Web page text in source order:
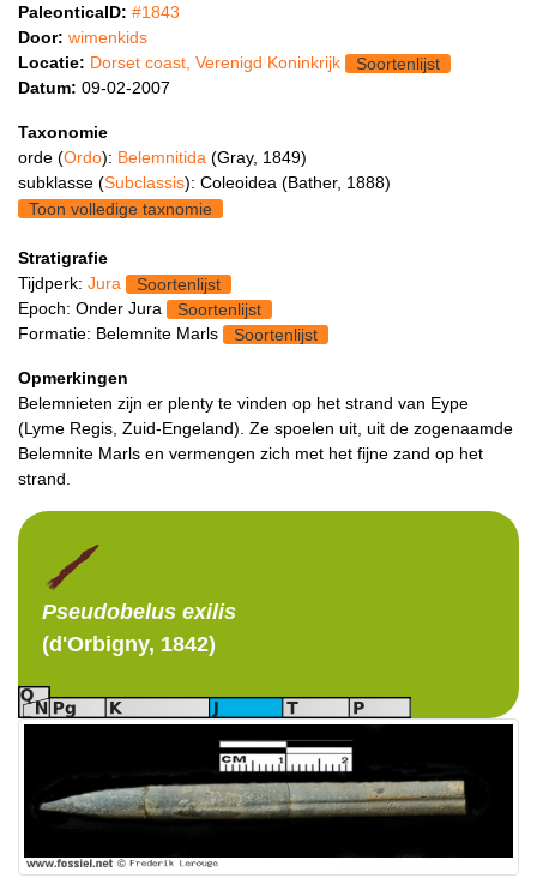
PaleonticaID: #1843
Door: wimenkids
Locatie: Dorset coast, Verenigd Koninkrijk
Soortenlijst
Datum: 09-02-2007
Taxonomie
orde (Ordo): Belemnitida (Gray, 1849)
subklasse (Subclassis): Coleoidea (Bather, 1888)
Toon volledige taxnomie
Stratigrafie
Tijdperk: Jura
Soortenlijst
Epoch: Onder Jura
Soortenlijst
Formatie: Belemnite Marls
Soortenlijst
Opmerkingen
Belemnieten zijn er plenty te vinden op het strand van Eype
(Lyme Regis, Zuid-Engeland). Ze spoelen uit, uit de zogenaamde
Belemnite Marls en vermengen zich met het fijne zand op het
strand.
Pseudobelus exilis
(d'Orbigny, 1842)